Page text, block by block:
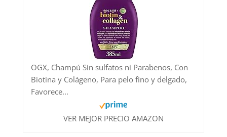
OGX, Champú Sin sulfatos ni Parabenos, Con
Biotina y Colágeno, Para pelo fino y delgado,
Favorece...
VER MEJOR PRECIO AMAZON